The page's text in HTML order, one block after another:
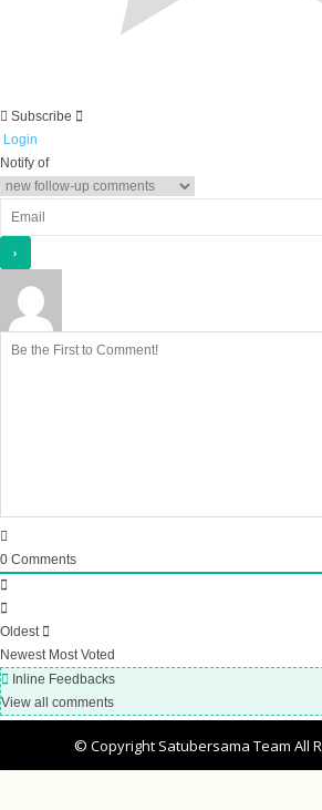
Subscribe
Login
Notify of
0 Comments
Oldest
Newest Most Voted
Inline Feedbacks
View all comments
© Copyright Satubersama Team All